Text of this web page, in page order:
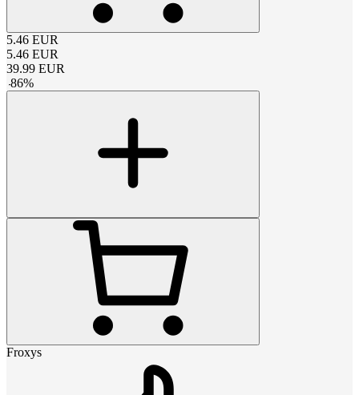
5.46 EUR
5.46 EUR
39.99 EUR
-86%
Froxys